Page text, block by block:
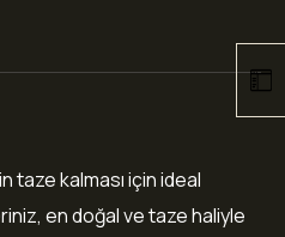
kalması için ideal
en doğal ve taze haliyle